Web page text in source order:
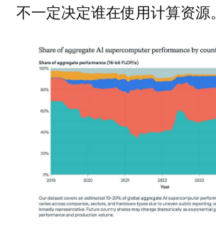
不一定决定谁在使用计算资源。